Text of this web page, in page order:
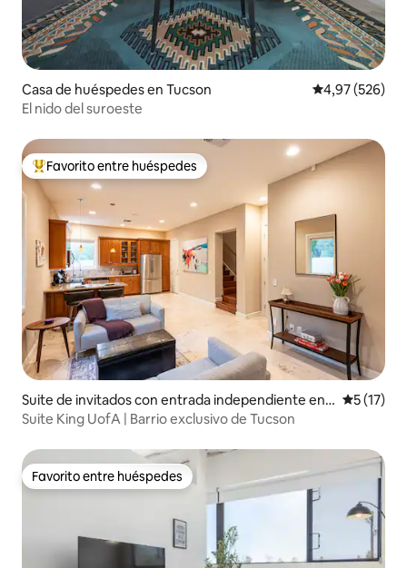
Casa de huéspedes en Tucson Calificación
4,97 (526)
El nido del suroeste
Favorito entre los huéspedes más destacados
Favorito entre huéspedes
Suite de invitados con entrada independiente en T
ucson
5 (17)
Suite King UofA | Barrio exclusivo de Tucson
Favorito entre huéspedes
Favorito entre huéspedes